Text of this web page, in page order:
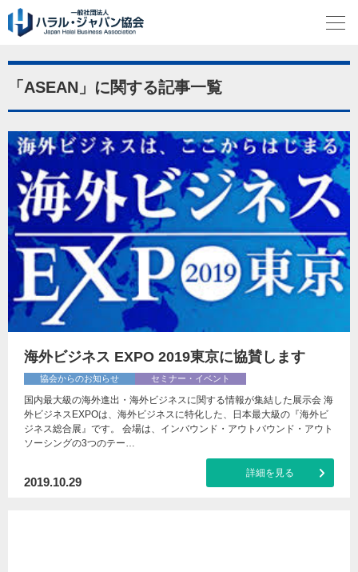
「ASEAN」に関する記事一覧
海外ビジネス EXPO 2019東京に協賛します
協会からのお知らせ セミナー・イベント
国内最大級の海外進出・海外ビジネスに関する情報が集結した展示会 海
外ビジネスEXPOは、海外ビジネスに特化した、日本最大級の『海外ビ
ジネス総合展』です。 会場は、インバウンド・アウトバウンド・アウト
ソーシングの3つのテー…
2019.10.29
詳細を見る